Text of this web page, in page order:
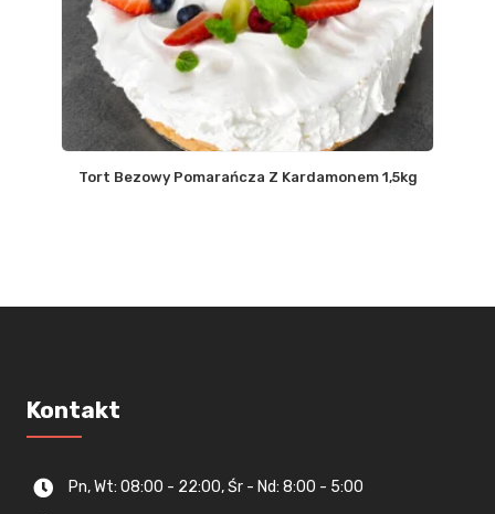
Tort Bezowy Pomarańcza Z Kardamonem 1,5kg
Kontakt
Pn, Wt: 08:00 - 22:00, Śr - Nd: 8:00 - 5:00